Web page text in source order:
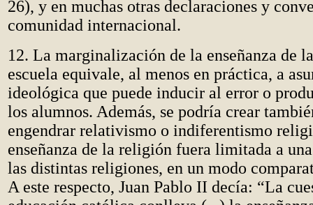
26), y en muchas otras declaraciones y
comunidad internacional.
12. La marginalización de la enseñanza de
escuela equivale, al menos en práctica, a
ideológica que puede inducir al error o
los alumnos. Además, se podría crear
engendrar relativismo o indiferentismo
enseñanza de la religión fuera limitada a
las distintas religiones, en un modo
A este respecto, Juan Pablo II decía: “La